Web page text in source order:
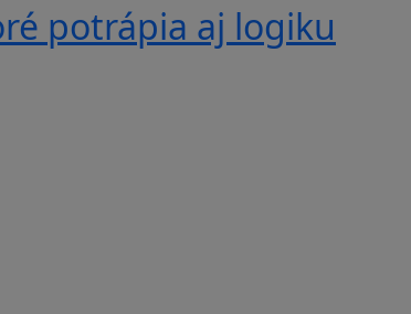
potrápia aj logiku